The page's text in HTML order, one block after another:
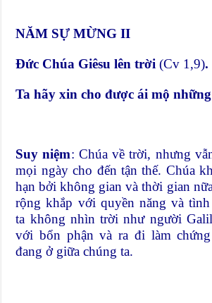
NĂM SỰ MỪNG II
Đức Chúa Giêsu lên trời(Cv 1,9).
Ta hãy xin cho được ái mộ
Suy niệm: Chúa về trời, nhưng
mọi ngày cho đến tận thế. Chúa
hạn bởi không gian và thời gian
rộng khắp với quyền năng và
ta không nhìn trời như người
với bổn phận và ra đi làm
đang ở giữa chúng ta.